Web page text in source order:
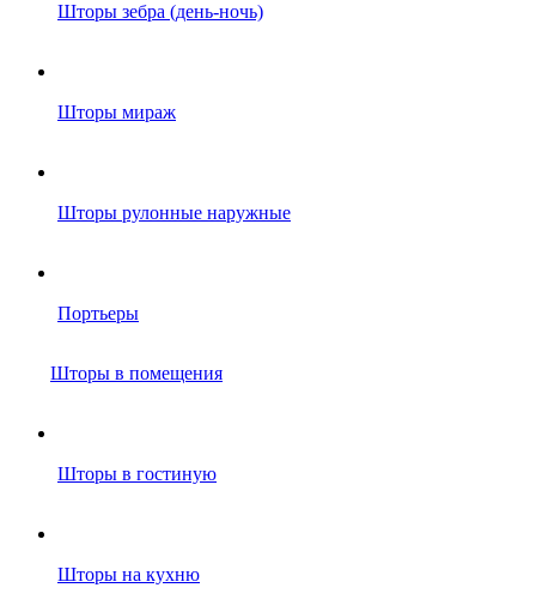
Шторы зебра (день-ночь)
Шторы мираж
Шторы рулонные наружные
Портьеры
Шторы в помещения
Шторы в гостиную
Шторы на кухню